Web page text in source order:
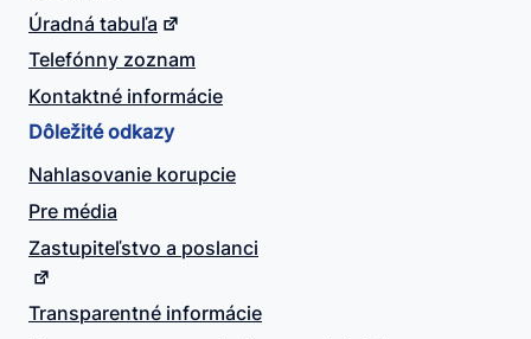
Úradná tabuľa
Telefónny zoznam
Kontaktné informácie
Dôležité odkazy
Nahlasovanie korupcie
Pre média
Zastupiteľstvo a poslanci
Transparentné informácie